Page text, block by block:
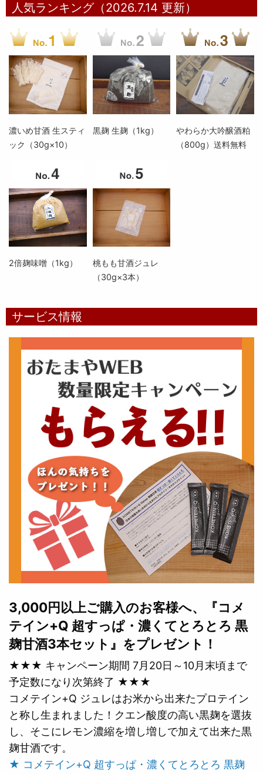
人気ランキング（2026.7.14 更新）
濃いめ甘酒 生スティ
ック（30g×10）
黒麹 生麹（1kg）
やわらか大吟醸酒粕
（800g）送料無料
2倍麹味噌（1kg）
桃もも甘酒ジュレ
（30g×3本）
サービス情報
3,000円以上ご購入のお客様へ、『コメ
テイン+Q 超すっぱ・濃くてとろとろ 黒
麹甘酒3本セット』をプレゼント！
★★★ キャンペーン期間 7月20日～10月末頃まで
予定数になり次第終了 ★★★
コメテイン+Q ジュレはお米から出来たプロテイン
と称し生まれました！クエン酸度の高い黒麹を選抜
し、そこにレモン濃縮を増し増しで加えて出来た黒
麹甘酒です。
★ コメテイン+Q 超すっぱ・濃くてとろとろ 黒麹